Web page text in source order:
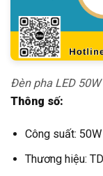
Đèn pha LED
Thông số:
Công suất: 50W
Thương hiệu: